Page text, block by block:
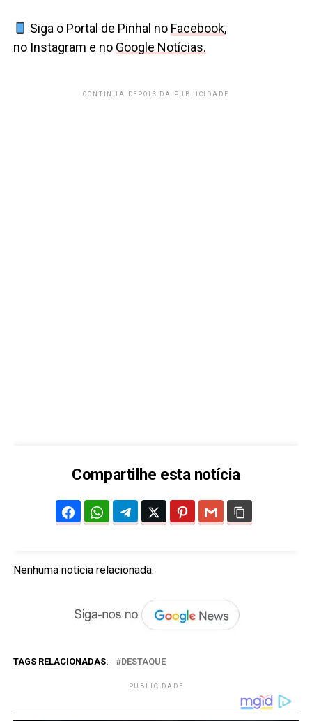
Siga o Portal de Pinhal no Facebook,
no Instagram e no Google Notícias.
CONTINUA DEPOIS DA PUBLICIDADE
Compartilhe esta notícia
Nenhuma notícia relacionada.
TAGS RELACIONADAS: DESTAQUE
PUBLICIDADE